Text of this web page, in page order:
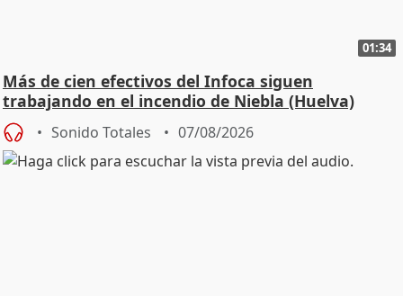
01:34
Más de cien efectivos del Infoca siguen
trabajando en el incendio de Niebla (Huelva)
Sonido Totales 07/08/2026